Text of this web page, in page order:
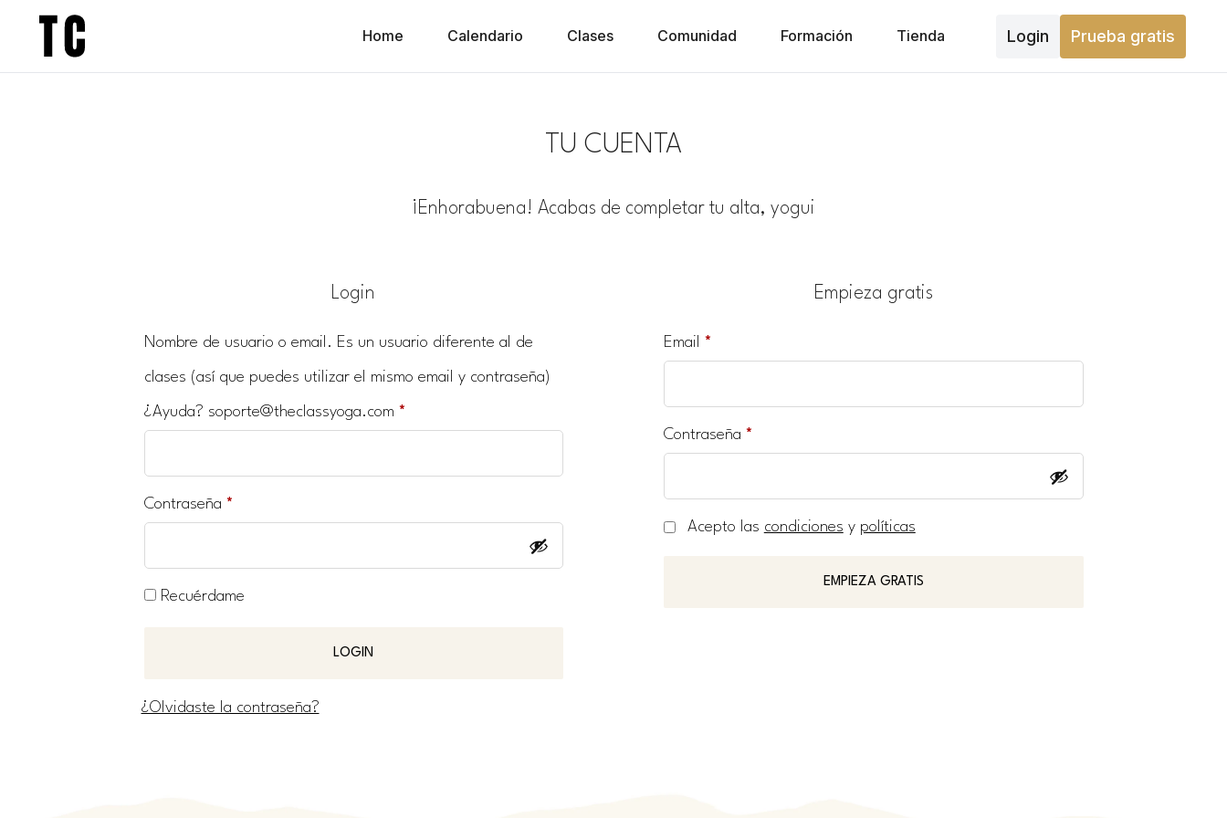
Home Calendario Clases Comunidad Formación Tienda Login Prueba gratis
TU CUENTA
¡Enhorabuena! Acabas de completar tu alta, yogui
Login
Nombre de usuario o email. Es un usuario diferente al de
clases (así que puedes utilizar el mismo email y contraseña)
¿Ayuda? soporte@theclassyoga.com *
Contraseña *
Recuérdame
LOGIN
¿Olvidaste la contraseña?
Empieza gratis
Email *
Contraseña *
Acepto las condiciones y políticas
EMPIEZA GRATIS